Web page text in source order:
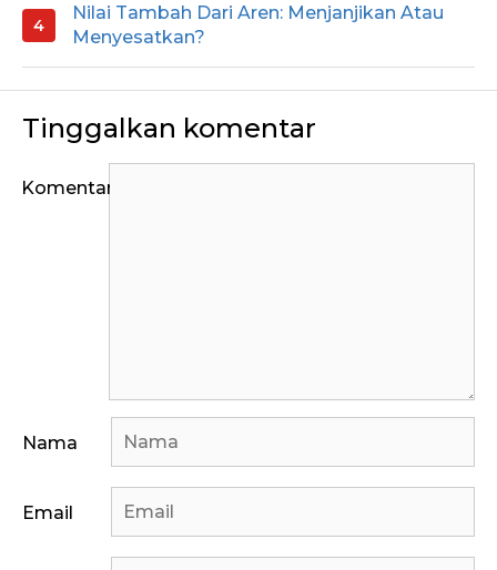
Nilai Tambah Dari Aren: Menjanjikan Atau
Menyesatkan?
Tinggalkan komentar
Komentar
Nama
Email